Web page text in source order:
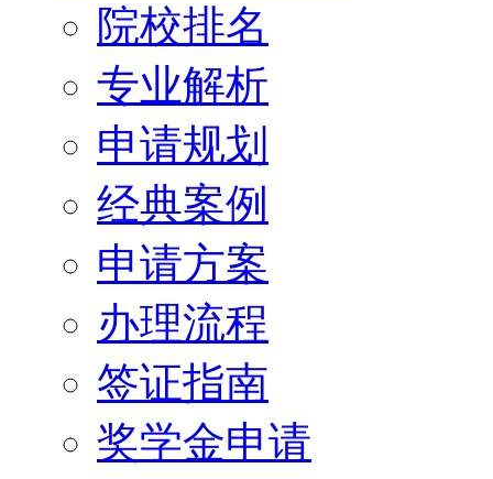
院校排名
专业解析
申请规划
经典案例
申请方案
办理流程
签证指南
奖学金申请